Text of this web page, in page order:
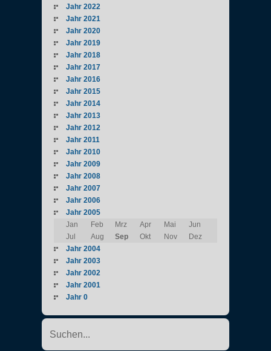
Jahr 2022
Jahr 2021
Jahr 2020
Jahr 2019
Jahr 2018
Jahr 2017
Jahr 2016
Jahr 2015
Jahr 2014
Jahr 2013
Jahr 2012
Jahr 2011
Jahr 2010
Jahr 2009
Jahr 2008
Jahr 2007
Jahr 2006
Jahr 2005
Jan
Feb Mrz Apr Mai
Jun
Jul
Aug Sep Okt Nov
Dez
Jahr 2004
Jahr 2003
Jahr 2002
Jahr 2001
Jahr 0